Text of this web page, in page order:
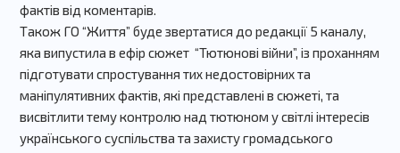
фактів від коментарів.
Також ГО “Життя” буде звертатися до редакції 5 каналу,
яка випустила в ефір сюжет “Тютюнові війни”, із проханням
підготувати спростування тих недостовірних та
маніпулятивних фактів, які представлені в сюжеті, та
висвітлити тему контролю над тютюном у світлі інтересів
українського суспільства та захисту громадського